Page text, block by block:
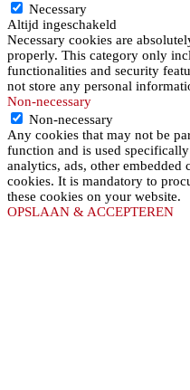
Necessary
Altijd ingeschakeld
Necessary cookies are
properly. This category only
functionalities and security
not store any personal
Non-necessary
Non-necessary
Any cookies that may not be
function and is used
analytics, ads, other embedded
cookies. It is mandatory to
these cookies on your website.
OPSLAAN & ACCEPTEREN